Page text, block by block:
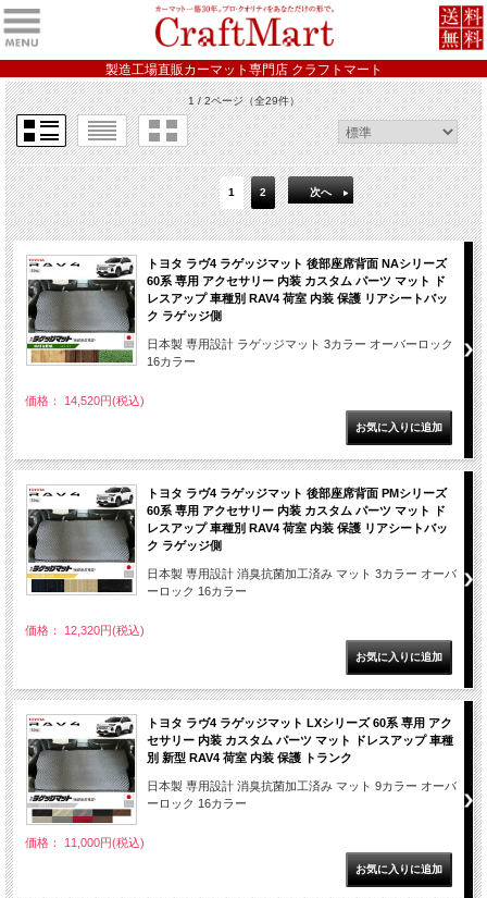
製造工場直販カーマット専門店 クラフトマート
1 / 2ページ（全29件）
1 2 次へ
トヨタ ラヴ4 ラゲッジマット 後部座席背面 NAシリーズ
60系 専用 アクセサリー 内装 カスタム パーツ マット ド
レスアップ 車種別 RAV4 荷室 内装 保護 リアシートバッ
ク ラゲッジ側
日本製 専用設計 ラゲッジマット 3カラー オーバーロック
16カラー
価格： 14,520円(税込)
トヨタ ラヴ4 ラゲッジマット 後部座席背面 PMシリーズ
60系 専用 アクセサリー 内装 カスタム パーツ マット ド
レスアップ 車種別 RAV4 荷室 内装 保護 リアシートバッ
ク ラゲッジ側
日本製 専用設計 消臭抗菌加工済み マット 3カラー オーバ
ーロック 16カラー
価格： 12,320円(税込)
トヨタ ラヴ4 ラゲッジマット LXシリーズ 60系 専用 アク
セサリー 内装 カスタム パーツ マット ドレスアップ 車種
別 新型 RAV4 荷室 内装 保護 トランク
日本製 専用設計 消臭抗菌加工済み マット 9カラー オーバ
ーロック 16カラー
価格： 11,000円(税込)